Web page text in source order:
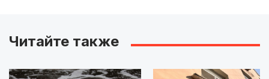
Читайте также